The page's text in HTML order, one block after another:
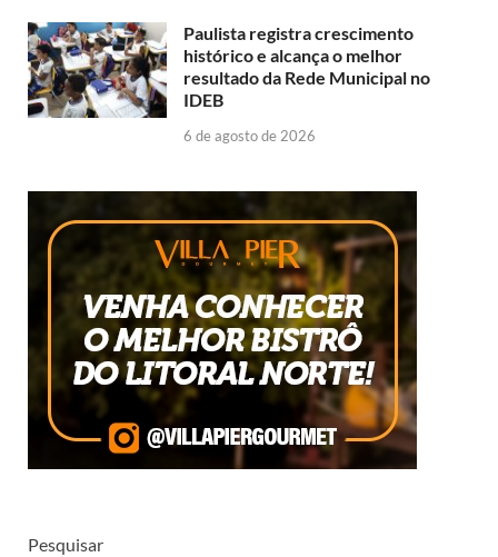
Paulista registra crescimento
histórico e alcança o melhor
resultado da Rede Municipal no
IDEB
6 de agosto de 2026
Pesquisar